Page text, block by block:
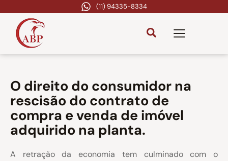
(11) 94335-8334
O direito do consumidor na
rescisão do contrato de
compra e venda de imóvel
adquirido na planta.
A retração da economia tem culminado com o